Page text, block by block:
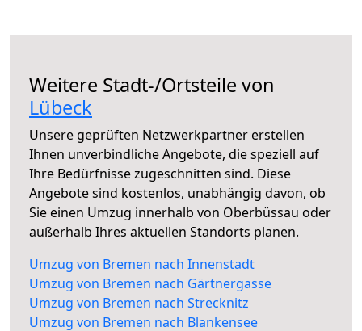
Weitere Stadt-/Ortsteile von
Lübeck
Unsere geprüften Netzwerkpartner erstellen
Ihnen unverbindliche Angebote, die speziell auf
Ihre Bedürfnisse zugeschnitten sind. Diese
Angebote sind kostenlos, unabhängig davon, ob
Sie einen Umzug innerhalb von Oberbüssau oder
außerhalb Ihres aktuellen Standorts planen.
Umzug von Bremen nach Innenstadt
Umzug von Bremen nach Gärtnergasse
Umzug von Bremen nach Strecknitz
Umzug von Bremen nach Blankensee